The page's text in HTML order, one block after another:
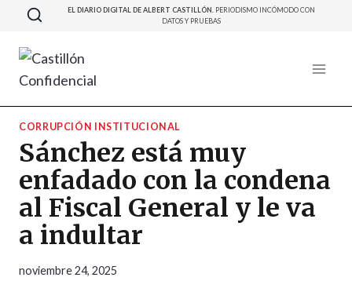
Saltar
contenido
EL DIARIO DIGITAL DE ALBERT CASTILLÓN. PERIODISMO INCÓMODO CON
DATOS Y PRUEBAS
CORRUPCIÓN INSTITUCIONAL
Sánchez está muy
enfadado con la condena
al Fiscal General y le va
a indultar
noviembre 24, 2025